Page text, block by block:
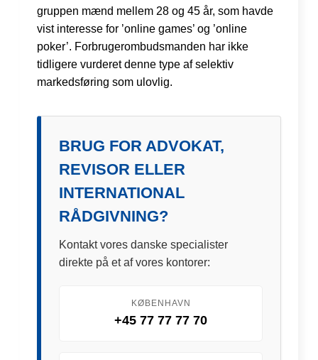
gruppen mænd mellem 28 og 45 år, som havde
vist interesse for ’online games’ og ’online
poker’. Forbrugerombudsmanden har ikke
tidligere vurderet denne type af selektiv
markedsføring som ulovlig.
BRUG FOR ADVOKAT,
REVISOR ELLER
INTERNATIONAL
RÅDGIVNING?
Kontakt vores danske specialister
direkte på et af vores kontorer:
KØBENHAVN
+45 77 77 77 70